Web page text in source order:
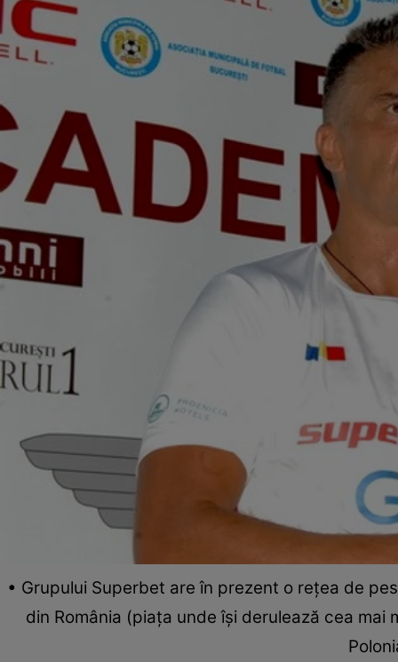
• Grupului Superbet are în prezent o rețea de
din România (piața unde își derulează cea